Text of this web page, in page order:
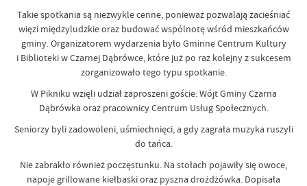
Takie spotkania są niezwykle cenne, ponieważ pozwalają zacieśniać
więzi międzyludzkie oraz budować wspólnotę wśród mieszkańców
gminy. Organizatorem wydarzenia było Gminne Centrum Kultury
i Biblioteki w Czarnej Dąbrówce, które już po raz kolejny z sukcesem
zorganizowało tego typu spotkanie.
W Pikniku wzięli udział zaproszeni goście: Wójt Gminy Czarna
Dąbrówka oraz pracownicy Centrum Usług Społecznych.
Seniorzy byli zadowoleni, uśmiechnięci, a gdy zagrała muzyka ruszyli
do tańca.
Nie zabrakło również poczęstunku. Na stołach pojawiły się owoce,
napoje grillowane kiełbaski oraz pyszna drożdżówka. Dopisała